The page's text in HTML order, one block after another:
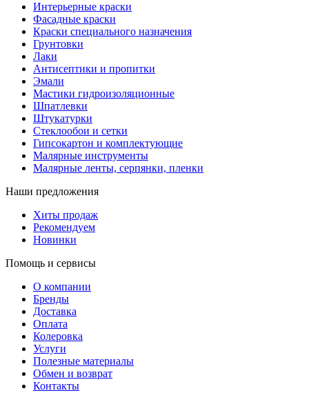
Интерьерные краски
Фасадные краски
Краски специального назначения
Грунтовки
Лаки
Антисептики и пропитки
Эмали
Мастики гидроизоляционные
Шпатлевки
Штукатурки
Стеклообои и сетки
Гипсокартон и комплектующие
Малярные инструменты
Малярные ленты, серпянки, пленки
Наши предложения
Хиты продаж
Рекомендуем
Новинки
Помощь и сервисы
О компании
Бренды
Доставка
Оплата
Колеровка
Услуги
Полезные материалы
Обмен и возврат
Контакты